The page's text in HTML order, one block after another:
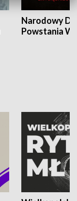
Narodowy
Powstania